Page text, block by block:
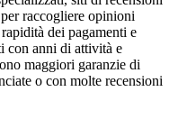
raccogliere opinioni
dei pagamenti e
con anni di attività e
maggiori garanzie di
o con molte recensioni